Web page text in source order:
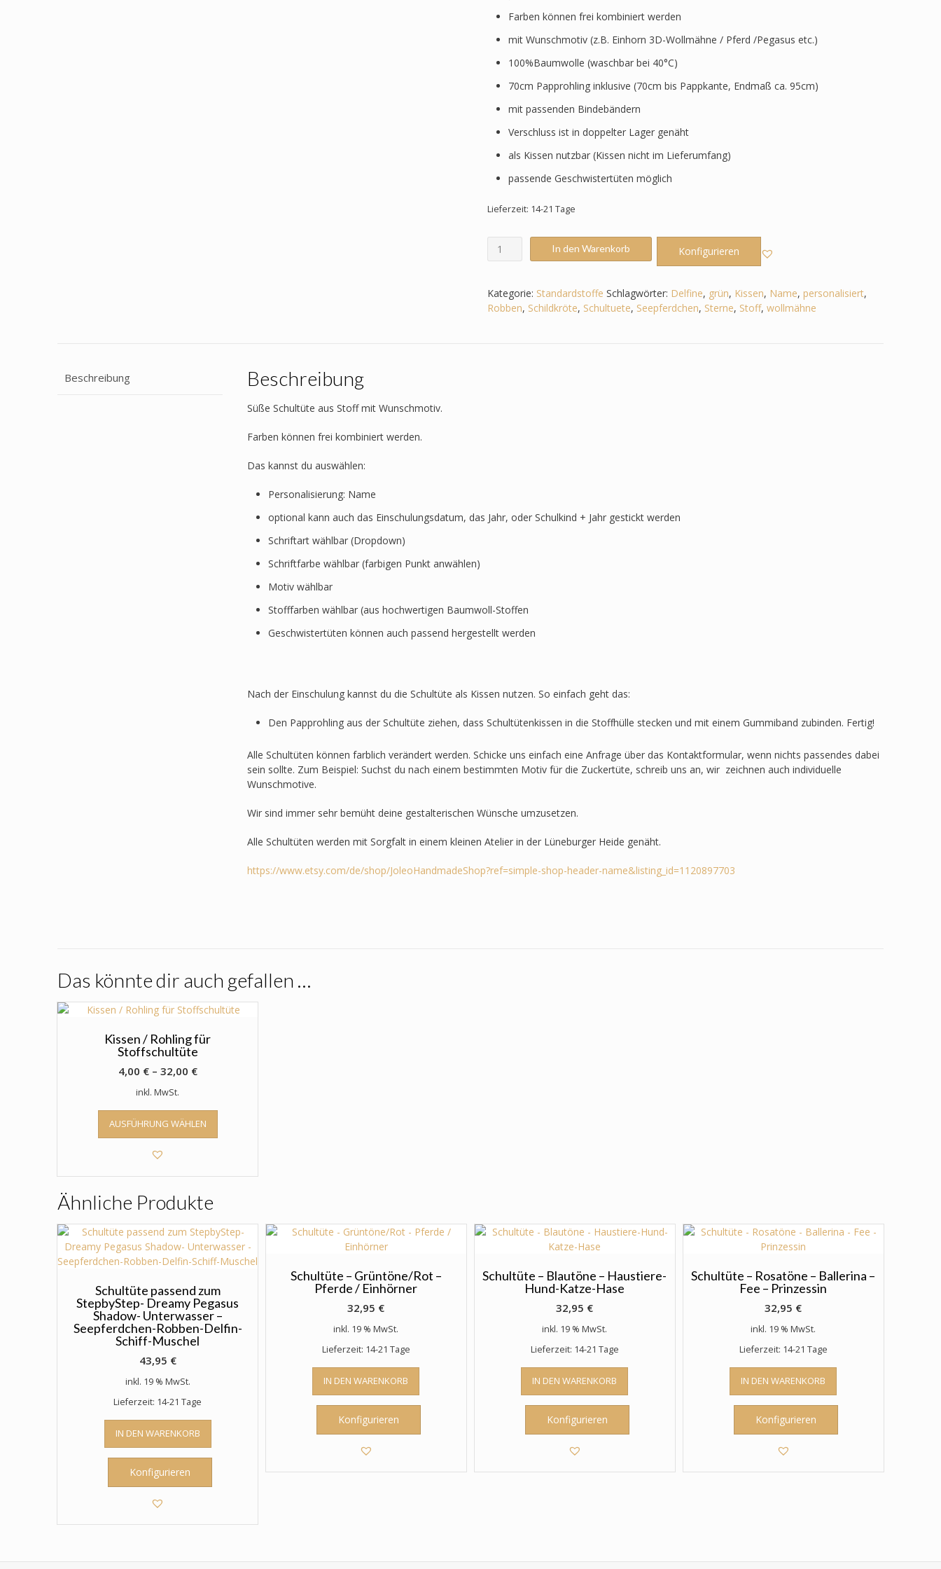
Farben können frei kombiniert werden
mit Wunschmotiv (z.B. Einhorn 3D-Wollmähne / Pferd /Pegasus etc.)
100%Baumwolle (waschbar bei 40°C)
70cm Papprohling inklusive (70cm bis Pappkante, Endmaß ca. 95cm)
mit passenden Bindebändern
Verschluss ist in doppelter Lager genäht
als Kissen nutzbar (Kissen nicht im Lieferumfang)
passende Geschwistertüten möglich
Lieferzeit: 14-21 Tage
Schultüte
-
Unterwasserwelt
In den Warenkorb Konfigurieren
Kategorie: Standardstoffe Schlagwörter: Delfine, grün, Kissen, Name, personalisiert,
Robben, Schildkröte, Schultuete, Seepferdchen, Sterne, Stoff, wollmähne
Beschreibung Beschreibung
Süße Schultüte aus Stoff mit Wunschmotiv.
Farben können frei kombiniert werden.
Das kannst du auswählen:
Personalisierung: Name
optional kann auch das Einschulungsdatum, das Jahr, oder Schulkind + Jahr gestickt werden
Schriftart wählbar (Dropdown)
Schriftfarbe wählbar (farbigen Punkt anwählen)
Motiv wählbar
Stofffarben wählbar (aus hochwertigen Baumwoll-Stoffen
Geschwistertüten können auch passend hergestellt werden
Nach der Einschulung kannst du die Schultüte als Kissen nutzen. So einfach geht das:
Den Papprohling aus der Schultüte ziehen, dass Schultütenkissen in die Stoffhülle stecken und mit einem Gummiband zubinden. Fertig!
Alle Schultüten können farblich verändert werden. Schicke uns einfach eine Anfrage über das Kontaktformular, wenn nichts passendes dabei
sein sollte. Zum Beispiel: Suchst du nach einem bestimmten Motiv für die Zuckertüte, schreib uns an, wir zeichnen auch individuelle
Wunschmotive.
Wir sind immer sehr bemüht deine gestalterischen Wünsche umzusetzen.
Alle Schultüten werden mit Sorgfalt in einem kleinen Atelier in der Lüneburger Heide genäht.
https://www.etsy.com/de/shop/JoleoHandmadeShop?ref=simple-shop-header-name&listing_id=1120897703
Das könnte dir auch gefallen …
Kissen / Rohling für
Stoffschultüte
4,00 €– 32,00 €
inkl. MwSt.
AUSFÜHRUNG WÄHLEN
Dieses
weist
können
auf
der
gewählt
werden
Ähnliche Produkte
Schultüte passend zum
StepbyStep- Dreamy Pegasus
Shadow- Unterwasser –
Seepferdchen-Robben-Delfin-
Schiff-Muschel
43,95 €
inkl. 19 % MwSt.
Lieferzeit: 14-21 Tage
IN DEN WARENKORB
Konfigurieren
Schultüte – Grüntöne/Rot –
Pferde / Einhörner
32,95 €
inkl. 19 % MwSt.
Lieferzeit: 14-21 Tage
IN DEN WARENKORB
Konfigurieren
Schultüte – Blautöne – Haustiere-
Hund-Katze-Hase
32,95 €
inkl. 19 % MwSt.
Lieferzeit: 14-21 Tage
IN DEN WARENKORB
Konfigurieren
Schultüte – Rosatöne – Ballerina –
Fee – Prinzessin
32,95 €
inkl. 19 % MwSt.
Lieferzeit: 14-21 Tage
IN DEN WARENKORB
Konfigurieren